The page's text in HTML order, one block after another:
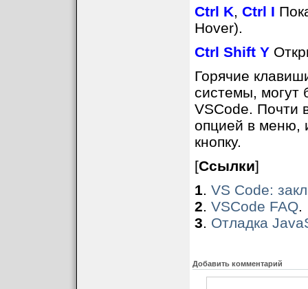
Ctrl K, Ctrl I
Hover).
Ctrl Shift Y
Горячие
системы, могут
VSCode. Почти
опцией в меню,
кнопку.
[Ссылки]
1. VS Code:
2. VSCode FAQ.
3. Отладка
Добавить комментарий